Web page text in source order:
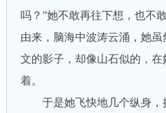
吗？”她不敢再往下想，也不
由来，脑海中波涛云涌，她
文的影子，却像山石似的，
着。
于是她飞快地几个纵身，